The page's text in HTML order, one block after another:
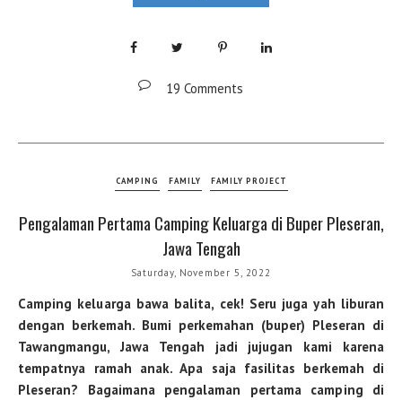
19 Comments
CAMPING FAMILY FAMILY PROJECT
Pengalaman Pertama Camping Keluarga di Buper Pleseran,
Jawa Tengah
Saturday, November 5, 2022
Camping keluarga bawa balita, cek! Seru juga yah liburan
dengan berkemah. Bumi perkemahan (buper) Pleseran di
Tawangmangu, Jawa Tengah jadi jujugan kami karena
tempatnya ramah anak. Apa saja fasilitas berkemah di
Pleseran? Bagaimana pengalaman pertama camping di